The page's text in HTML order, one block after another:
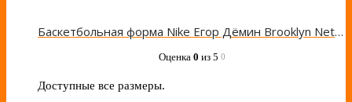
Баскетбольная форма Nike Егор Дёмин Brooklyn Nets Black
Оценка 0 из 5 0
Доступные все размеры.